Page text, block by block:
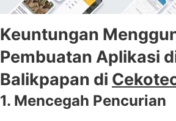
Keuntungan
Pembuatan Aplikasi
Balikpapan di
1. Mencegah Pencurian